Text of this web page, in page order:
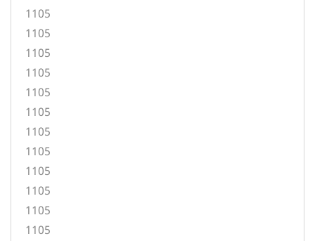
1105
1105
1105
1105
1105
1105
1105
1105
1105
1105
1105
1105